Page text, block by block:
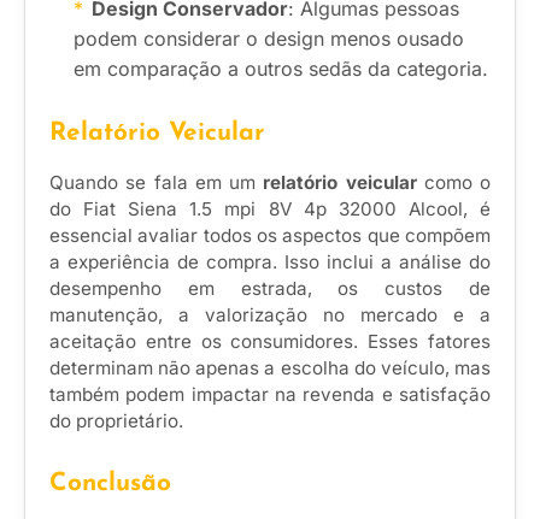
Design Conservador: Algumas pessoas
podem considerar o design menos ousado
em comparação a outros sedãs da categoria.
Relatório Veicular
Quando se fala em um relatório veicularcomo o
do Fiat Siena 1.5 mpi 8V 4p 32000 Alcool, é
essencial avaliar todos os aspectos que compõem
a experiência de compra. Isso inclui a análise do
desempenho em estrada, os custos de
manutenção, a valorização no mercado e a
aceitação entre os consumidores. Esses fatores
determinam não apenas a escolha do veículo, mas
também podem impactar na revenda e satisfação
do proprietário.
Conclusão